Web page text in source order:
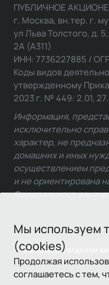
Мы используем
(cookies)
Продолжая
соглашаетесь с тем,
Связаться с отделом
ПУБЛИЧНОЕ
г. Москва, вн.тер. г.
ул Льва Толстого, д.
2А (А311)
ИНН: 7736227885 /
Коды видов
утвержденному
2023 г. № 449: 2.01,
Информация,
исключительно
характер, не
домашних и иных
осуществлением
и не ориентирована
Федерального